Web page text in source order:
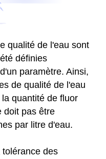
qualité de l'eau sont
définies
paramètre. Ainsi,
de qualité de l'eau
quantité de fluor
doit pas être
par litre d'eau.
des